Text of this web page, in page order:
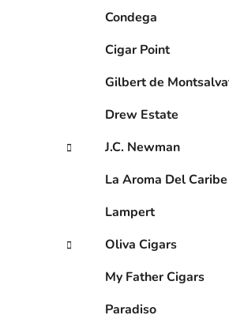
Condega
Cigar Point
Gilbert de
Drew Estate
J.C. Newman
La Aroma Del Caribe
Lampert
Oliva Cigars
My Father Cigars
Paradiso